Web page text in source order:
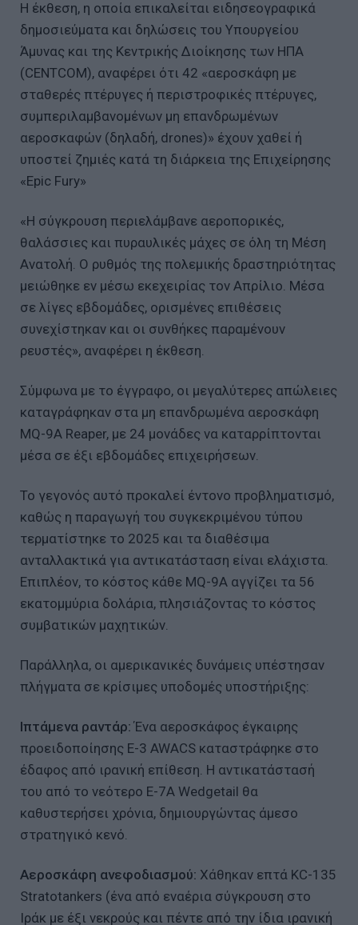
Η έκθεση, η οποία επικαλείται ειδησεογραφικά
δημοσιεύματα και δηλώσεις του Υπουργείου
Άμυνας και της Κεντρικής Διοίκησης των ΗΠΑ
(CENTCOM), αναφέρει ότι 42 «αεροσκάφη με
σταθερές πτέρυγες ή περιστροφικές πτέρυγες,
συμπεριλαμβανομένων μη επανδρωμένων
αεροσκαφών (δηλαδή, drones)» έχουν χαθεί ή
υποστεί ζημιές κατά τη διάρκεια της Επιχείρησης
«Epic Fury»
«Η σύγκρουση περιελάμβανε αεροπορικές,
θαλάσσιες και πυραυλικές μάχες σε όλη τη Μέση
Ανατολή. Ο ρυθμός της πολεμικής δραστηριότητας
μειώθηκε εν μέσω εκεχειρίας τον Απρίλιο. Μέσα
σε λίγες εβδομάδες, ορισμένες επιθέσεις
συνεχίστηκαν και οι συνθήκες παραμένουν
ρευστές», αναφέρει η έκθεση.
Σύμφωνα με το έγγραφο, οι μεγαλύτερες απώλειες
καταγράφηκαν στα μη επανδρωμένα αεροσκάφη
MQ-9A Reaper, με 24 μονάδες να καταρρίπτονται
μέσα σε έξι εβδομάδες επιχειρήσεων.
Το γεγονός αυτό προκαλεί έντονο προβληματισμό,
καθώς η παραγωγή του συγκεκριμένου τύπου
τερματίστηκε το 2025 και τα διαθέσιμα
ανταλλακτικά για αντικατάσταση είναι ελάχιστα.
Επιπλέον, το κόστος κάθε MQ-9A αγγίζει τα 56
εκατομμύρια δολάρια, πλησιάζοντας το κόστος
συμβατικών μαχητικών.
Παράλληλα, οι αμερικανικές δυνάμεις υπέστησαν
πλήγματα σε κρίσιμες υποδομές υποστήριξης:
Ιπτάμενα ραντάρ:Ένα αεροσκάφος έγκαιρης
προειδοποίησης E-3 AWACS καταστράφηκε στο
έδαφος από ιρανική επίθεση. Η αντικατάστασή
του από το νεότερο E-7A Wedgetail θα
καθυστερήσει χρόνια, δημιουργώντας άμεσο
στρατηγικό κενό.
Αεροσκάφη ανεφοδιασμού: Χάθηκαν επτά KC-135
Stratotankers (ένα από εναέρια σύγκρουση στο
Ιράκ με έξι νεκρούς και πέντε από την ίδια ιρανική